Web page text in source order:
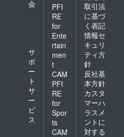
会
サ
ポ
ー
ト
サ
ー
ビ
ス
PFI
RE
for
Ente
rtain
men
t
CAM
PFI
RE
for
Spor
ts
CAM
取引法
に基づ
く表記
情報セ
キュリ
ティ方
針
反社基
本方針
カスタ
マーハ
ラスメ
ントに
対する